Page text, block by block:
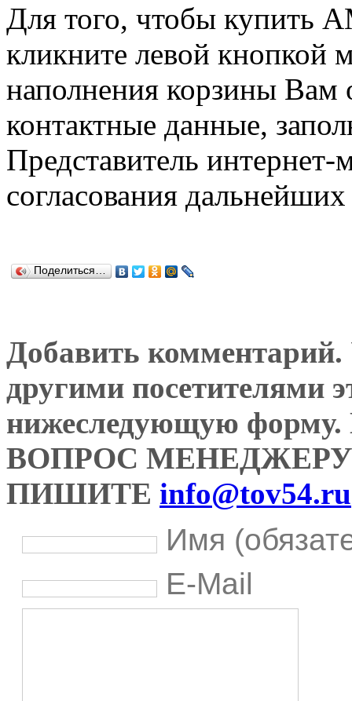
Для того, чтобы купить
кликните левой
наполнения корзины Вам
контактные данные,
Представитель
согласования
Поделиться…
Добавить комментарий.
другими посетителями
нижеследующую
ВОПРОС
ПИШИТЕ info@tov54.ru
Имя
E-Mail